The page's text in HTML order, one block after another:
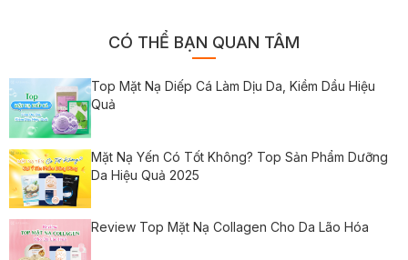
CÓ THỂ BẠN QUAN TÂM
Top Mặt Nạ Diếp Cá Làm Dịu Da, Kiềm Dầu Hiệu
Quả
Mặt Nạ Yến Có Tốt Không? Top Sản Phẩm Dưỡng
Da Hiệu Quả 2025
Review Top Mặt Nạ Collagen Cho Da Lão Hóa